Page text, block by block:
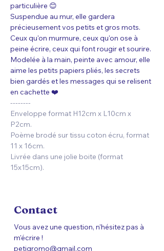
particulière 😊
Suspendue au mur, elle gardera
précieusement vos petits et gros mots.
Ceux qu'on murmure, ceux qu'on ose à
peine écrire, ceux qui font rougir et sourire.
Modelée à la main, peinte avec amour, elle
aime les petits papiers pliés, les secrets
bien gardés et les messages qui se relisent
en cachette ❤️
--------
Enveloppe format H12cm x L10cm x
P2cm.
Poème brodé sur tissu coton écru, format
11 x 16cm.
Livrée dans une jolie boite (format
15x15cm).
Contact
Vous avez une question, n'hésitez pas à
m'écrire !
petigromo@gmail.com